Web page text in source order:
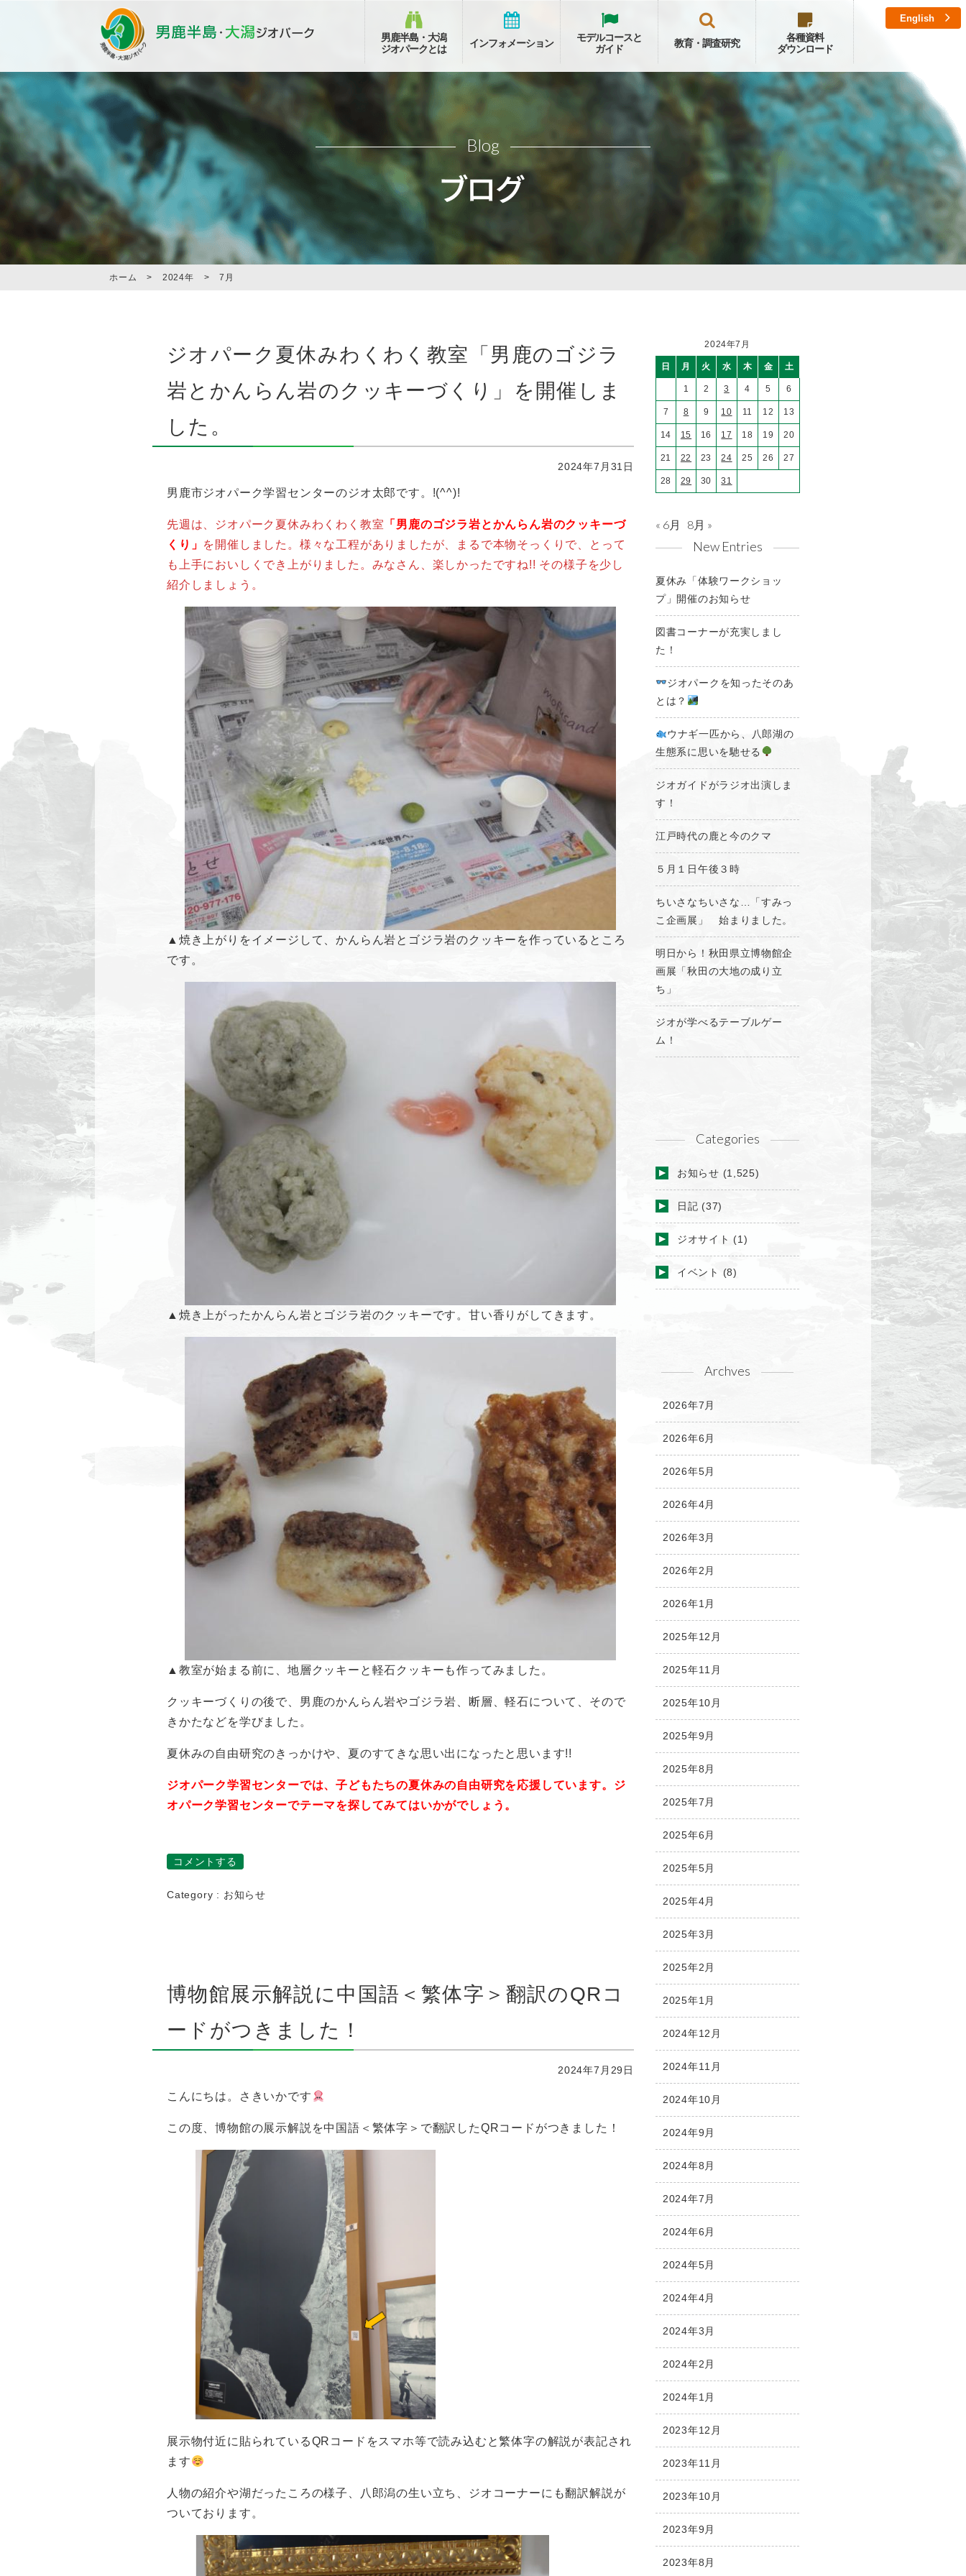
男鹿半島・大潟
ジオパークとは
インフォメーション
モデルコースと
ガイド
教育・調査研究
各種資料
ダウンロード
English
Blog
ホーム > 2024年 > 7月
ジオパーク夏休みわくわく教室「男鹿のゴジラ
岩とかんらん岩のクッキーづくり」を開催しま
した。
2024年7月31日
男鹿市ジオパーク学習センターのジオ太郎です。!(^^)!
先週は、ジオパーク夏休みわくわく教室 「男鹿のゴジラ岩とかんらん岩のクッキーづ
くり」 を開催しました。様々な工程がありましたが、まるで本物そっくりで、とって
も上手においしくでき上がりました。みなさん、楽しかったですね!! その様子を少し
紹介しましょう。
▲焼き上がりをイメージして、かんらん岩とゴジラ岩のクッキーを作っているところ
です。
▲焼き上がったかんらん岩とゴジラ岩のクッキーです。甘い香りがしてきます。
▲教室が始まる前に、地層クッキーと軽石クッキーも作ってみました。
クッキーづくりの後で、男鹿のかんらん岩やゴジラ岩、断層、軽石について、そので
きかたなどを学びました。
夏休みの自由研究のきっかけや、夏のすてきな思い出になったと思います!!
ジオパーク学習センターでは、子どもたちの夏休みの自由研究を応援しています。ジ
オパーク学習センターでテーマを探してみてはいかがでしょう。
コメントする
Category : お知らせ
博物館展示解説に中国語＜繁体字＞翻訳のQRコ
ードがつきました！
2024年7月29日
こんにちは。さきいかです
この度、博物館の展示解説を中国語＜繁体字＞で翻訳したQRコードがつきました！
展示物付近に貼られているQRコードをスマホ等で読み込むと繁体字の解説が表記され
ます
人物の紹介や湖だったころの様子、八郎潟の生い立ち、ジオコーナーにも翻訳解説が
ついております。
2024年7月
日 月 火 水 木 金 土
1 2 3 4 5 6
7 8 9 10 11 12 13
14 15 16 17 18 19 20
21 22 23 24 25 26 27
28 29 30 31
« 6月 8月 »
New Entries
夏休み「体験ワークショッ
プ」開催のお知らせ
図書コーナーが充実しまし
た！
ジオパークを知ったそのあ
とは？
ウナギ一匹から、八郎湖の
生態系に思いを馳せる
ジオガイドがラジオ出演しま
す！
江戸時代の鹿と今のクマ
５月１日午後３時
ちいさなちいさな…「すみっ
こ企画展」 始まりました。
明日から！秋田県立博物館企
画展「秋田の大地の成り立
ち」
ジオが学べるテーブルゲー
ム！
Categories
お知らせ (1,525)
日記 (37)
ジオサイト (1)
イベント (8)
Archves
2026年7月
2026年6月
2026年5月
2026年4月
2026年3月
2026年2月
2026年1月
2025年12月
2025年11月
2025年10月
2025年9月
2025年8月
2025年7月
2025年6月
2025年5月
2025年4月
2025年3月
2025年2月
2025年1月
2024年12月
2024年11月
2024年10月
2024年9月
2024年8月
2024年7月
2024年6月
2024年5月
2024年4月
2024年3月
2024年2月
2024年1月
2023年12月
2023年11月
2023年10月
2023年9月
2023年8月